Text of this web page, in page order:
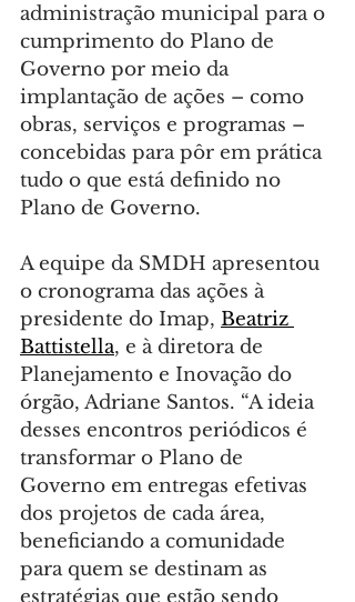
administração municipal para o
cumprimento do Plano de
Governo por meio da
implantação de ações – como
obras, serviços e programas –
concebidas para pôr em prática
tudo o que está definido no
Plano de Governo.
A equipe da SMDH apresentou
o cronograma das ações à
presidente do Imap, Beatriz
Battistella, e à diretora de
Planejamento e Inovação do
órgão, Adriane Santos. “A ideia
desses encontros periódicos é
transformar o Plano de
Governo em entregas efetivas
dos projetos de cada área,
beneficiando a comunidade
para quem se destinam as
estratégias que estão sendo